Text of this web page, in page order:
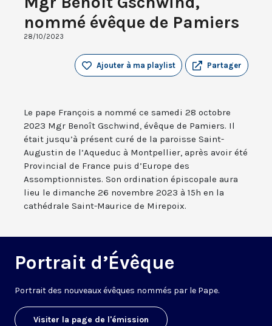
nommé évêque de Pamiers
28/10/2023
Partager
Ajouter à ma playlist
Le pape François a nommé ce samedi 28 octobre
2023 Mgr Benoît Gschwind, évêque de Pamiers. Il
était jusqu’à présent curé de la paroisse Saint-
Augustin de l’Aqueduc à Montpellier, après avoir été
Provincial de France puis d’Europe des
Assomptionnistes. Son ordination épiscopale aura
lieu le dimanche 26 novembre 2023 à 15h en la
cathédrale Saint-Maurice de Mirepoix.
Portrait d’Évêque
Portrait des nouveaux évêques nommés par le Pape.
Visiter la page de l'émission